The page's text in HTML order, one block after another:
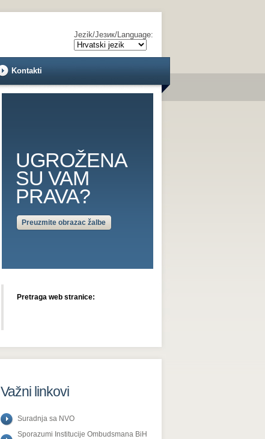
Jezik/Језик/Language:
Kontakti
UGROŽENA
SU VAM
PRAVA?
Preuzmite obrazac žalbe
Pretraga web stranice:
Važni linkovi
Suradnja sa NVO
Sporazumi Institucije Ombudsmana BiH